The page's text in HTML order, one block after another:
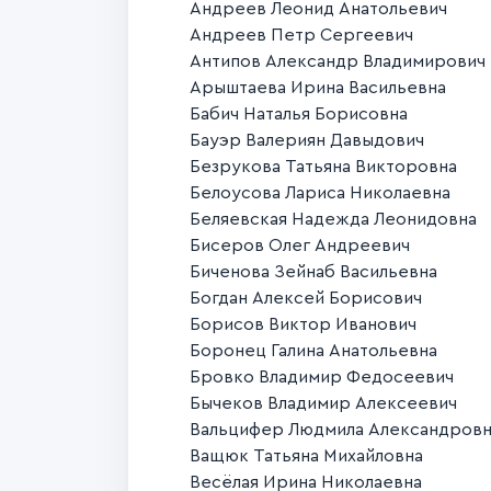
Андреев Леонид Анатольевич
Андреев Петр Сергеевич
Антипов Александр Владимирович
Арыштаева Ирина Васильевна
Бабич Наталья Борисовна
Бауэр Валериян Давыдович
Безрукова Татьяна Викторовна
Белоусова Лариса Николаевна
Беляевская Надежда Леонидовна
Бисеров Олег Андреевич
Биченова Зейнаб Васильевна
Богдан Алексей Борисович
Борисов Виктор Иванович
Боронец Галина Анатольевна
Бровко Владимир Федосеевич
Бычеков Владимир Алексеевич
Вальцифер Людмила
Ващюк Татьяна Михайловна
Весёлая Ирина Николаевна